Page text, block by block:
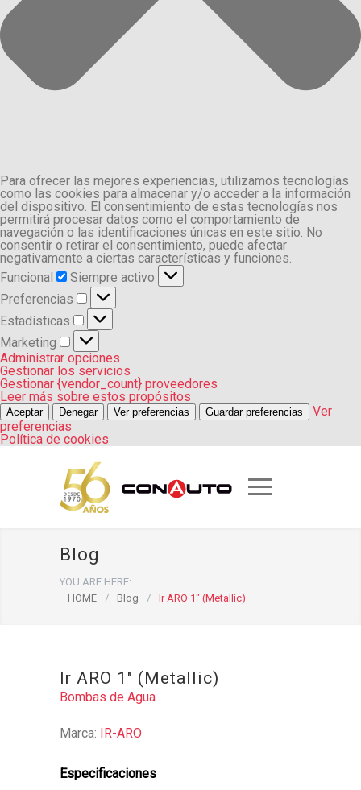
Para ofrecer las mejores experiencias, utilizamos tecnologías
como las cookies para almacenar y/o acceder a la información
del dispositivo. El consentimiento de estas tecnologías nos
permitirá procesar datos como el comportamiento de
navegación o las identificaciones únicas en este sitio. No
consentir o retirar el consentimiento, puede afectar
negativamente a ciertas características y funciones.
Funcional
Funcional
Siempre activo
Preferencias
Preferencias
Estadísticas
Estadísticas
Marketing
Marketing
Administrar opciones
Gestionar los servicios
Gestionar {vendor_count} proveedores
Leer más sobre estos propósitos
Aceptar Denegar Ver preferencias Guardar preferencias
Ver
preferencias
Política de cookies
Blog
YOU ARE HERE:
HOME
/ Blog / Ir ARO 1″ (Metallic)
Ir ARO 1″ (Metallic)
Bombas de Agua
Marca: IR-ARO
Especificaciones